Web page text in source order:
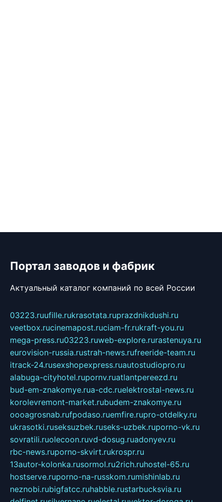
Портал заводов и фабрик
Актуальный каталог компаний по всей России
03223.ruufille.rukrasotata.ruprazdnikdushi.ru
veetbox.rucinemapost.ruciam-fr.rukraft-you.ru
mega-press.ru03223.ruweb-explore.rurastenuya.ru
eurovision-russia.rustrah-news.rufreeride-team.ru
itrack-24.rusexshopexpress.ruautostudiopro.ru
alabuga-cityhotel.rupornv.ruatlantpereezd.ru
bud-em-znakomye.rua-cdc.ruelektrostal-news.ru
korolevremont-market.rubudem-znakomye.ru
oooagrosnab.rufpodaso.ruemfire.rupro-otdelky.ru
ukrasotki.ruseksuzbek.ruseks-uzbek.ruporno-vk.ru
sovratili.ruolecoon.ruvd-dosug.ruadonyev.ru
rbc-news.ruporno-skvirt.rukrospr.ru
13autor-kolonka.rusormol.ru2rich.ruhostel-65.ru
hostserve.ruporno-na-russkom.rumishinlab.ru
neznobi.rubigfatcc.ruhabble.rustarbucksvia.ru